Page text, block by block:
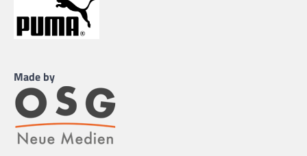
Made by